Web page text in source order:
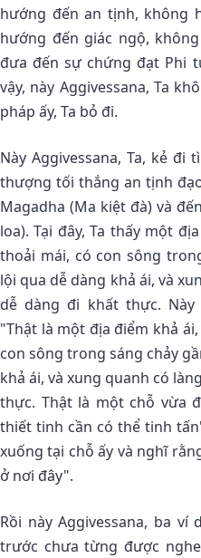
hướng đến an tịnh, không
hướng đến giác ngộ,
đưa đến sự chứng đạt Phi
vậy, này Aggivessana, Ta
pháp ấy, Ta bỏ đi.
Này Aggivessana, Ta, kẻ
thượng tối thắng an tịnh
Magadha (Ma kiệt đà) và
loa). Tại đây, Ta thấy một
thoải mái, có con sông
lội qua dễ dàng khả ái, và
dễ dàng đi khất thực. Này
"Thật là một địa điểm khả
con sông trong sáng chảy
khả ái, và xung quanh có
thực. Thật là một chỗ vừa
thiết tinh cần có thể tinh
xuống tại chỗ ấy và nghĩ
ở nơi đây".
Rồi này Aggivessana, ba
trước chưa từng được